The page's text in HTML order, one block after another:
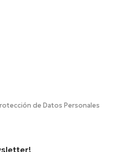
de Datos Personales